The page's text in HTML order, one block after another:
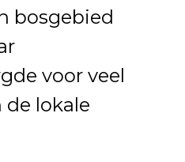
bosgebied
voor veel
lokale